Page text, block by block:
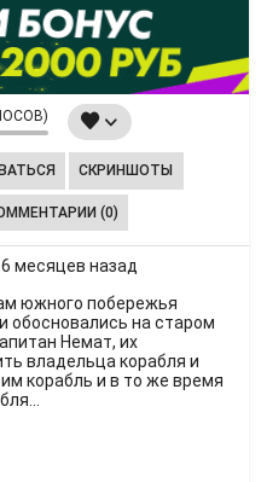
СКРИНШОТЫ
(0)
6 месяцев назад
южного побережья
обосновались на старом
Немат, их
владельца корабля и
корабль и в то же время